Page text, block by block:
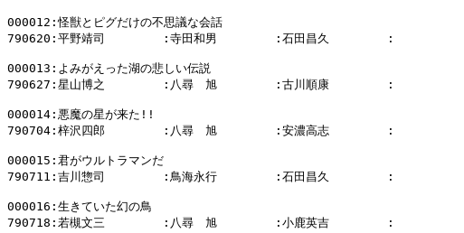
000012:怪獣とピグだけの不思議な会話
790620:平野靖司        :寺田和男        :石田昌久        :
000013:よみがえった湖の悲しい伝説
790627:星山博之        :八尋　旭        :古川順康        :
000014:悪魔の星が来た!!
790704:梓沢四郎        :八尋　旭        :安濃高志        :
000015:君がウルトラマンだ
790711:吉川惣司        :鳥海永行        :石田昌久        :
000016:生きていた幻の鳥
790718:若槻文三        :八尋　旭        :小鹿英吉        :